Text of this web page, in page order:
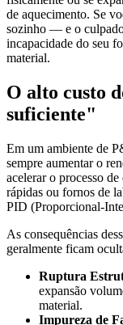
de aquecimento. Se
sozinho — e o
incapacidade do seu
material.
O alto custo
suficiente"
Em um ambiente de
sempre aumentar o
acelerar o processo
rápidas ou fornos de
PID (Proporcional-
As consequências
geralmente ficam
Ruptura
expansão
material.
Impureza de